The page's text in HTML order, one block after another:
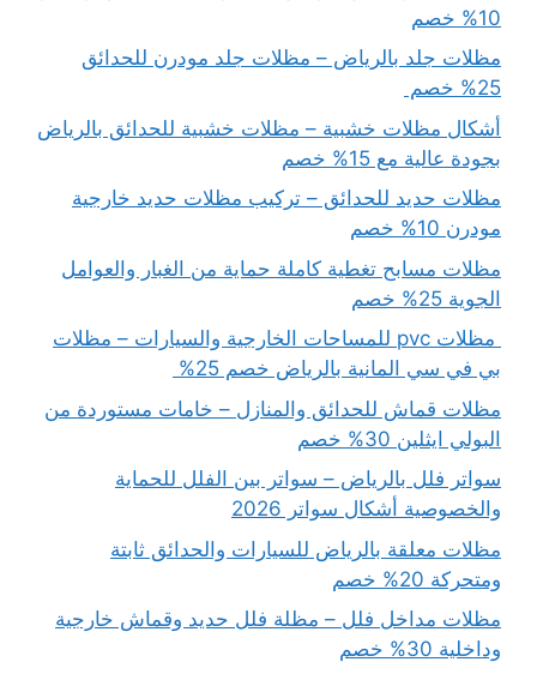
10% خصم
مظلات جلد بالرياض – مظلات جلد مودرن للحدائق
25% خصم
أشكال مظلات خشبية – مظلات خشبية للحدائق بالرياض
بجودة عالية مع 15% خصم
مظلات حديد للحدائق – تركيب مظلات حديد خارجية
مودرن 10% خصم
مظلات مسابح تغطية كاملة حماية من الغبار والعوامل
الجوية 25% خصم
مظلات pvc للمساحات الخارجية والسيارات – مظلات
بي في سي المانية بالرياض خصم 25%
مظلات قماش للحدائق والمنازل – خامات مستوردة من
البولي ايثلين 30% خصم
سواتر فلل بالرياض – سواتر بين الفلل للحماية
والخصوصية أشكال سواتر 2026
مظلات معلقة بالرياض للسيارات والحدائق ثابتة
ومتحركة 20% خصم
مظلات مداخل فلل – مظلة فلل حديد وقماش خارجية
وداخلية 30% خصم